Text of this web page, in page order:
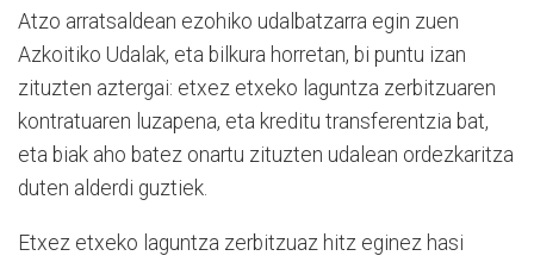
Atzo arratsaldean ezohiko udalbatzarra egin zuen
Azkoitiko Udalak, eta bilkura horretan, bi puntu izan
zituzten aztergai: etxez etxeko laguntza zerbitzuaren
kontratuaren luzapena, eta kreditu transferentzia bat,
eta biak aho batez onartu zituzten udalean ordezkaritza
duten alderdi guztiek.
Etxez etxeko laguntza zerbitzuaz hitz eginez hasi